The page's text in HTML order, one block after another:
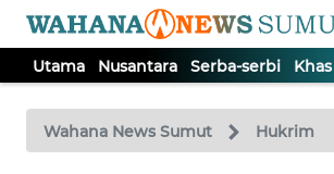
Utama Nusantara Serba-serbi Khas
Wahana News Sumut Hukrim
TV
Tutup